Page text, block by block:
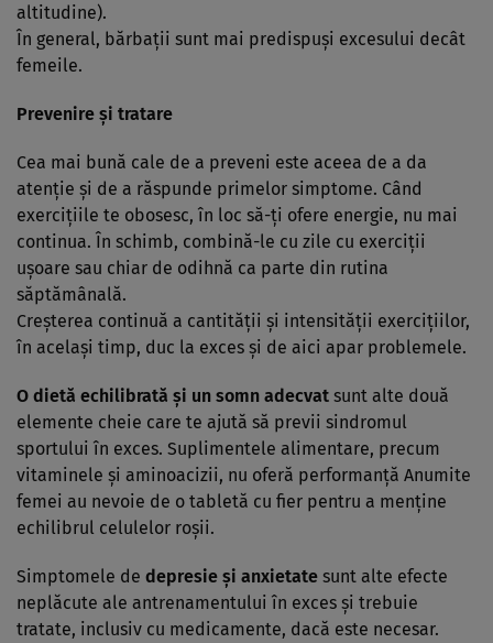
altitudine).
În general, bărbaţii sunt mai predispuşi excesului decât
femeile.
Prevenire şi tratare
Cea mai bună cale de a preveni este aceea de a da
atenţie şi de a răspunde primelor simptome. Când
exerciţiile te obosesc, în loc să-ţi ofere energie, nu mai
continua. În schimb, combină-le cu zile cu exerciţii
uşoare sau chiar de odihnă ca parte din rutina
săptămânală.
Creşterea continuă a cantităţii şi intensităţii exerciţiilor,
în acelaşi timp, duc la exces şi de aici apar problemele.
O dietă echilibrată şi un somn adecvat sunt alte două
elemente cheie care te ajută să previi sindromul
sportului în exces. Suplimentele alimentare, precum
vitaminele şi aminoacizii, nu oferă performanţă Anumite
femei au nevoie de o tabletă cu fier pentru a menţine
echilibrul celulelor roşii.
Simptomele de depresie şi anxietate sunt alte efecte
neplăcute ale antrenamentului în exces şi trebuie
tratate, inclusiv cu medicamente, dacă este necesar.